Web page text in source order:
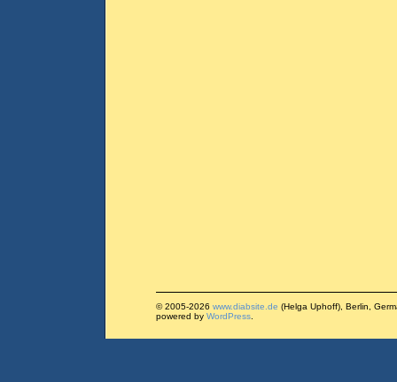
© 2005-2026 www.diabsite.de (Helga Uphoff), Berlin,
powered by WordPress.